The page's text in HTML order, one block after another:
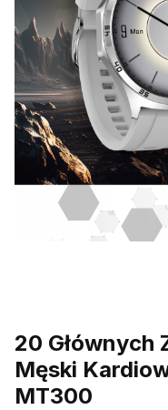
20 Głównych
Męski
MT300